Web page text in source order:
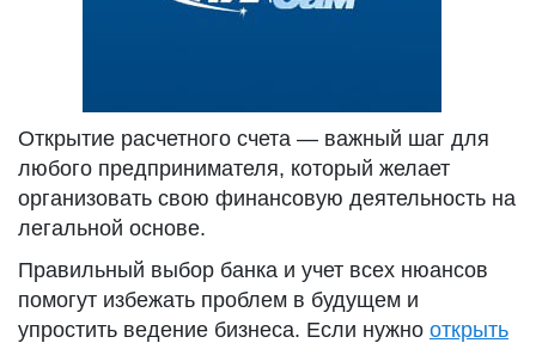
Открытие расчетного счета — важный шаг для
любого предпринимателя, который желает
организовать свою финансовую деятельность на
легальной основе.
Правильный выбор банка и учет всех нюансов
помогут избежать проблем в будущем и
упростить ведение бизнеса. Если нужно открыть